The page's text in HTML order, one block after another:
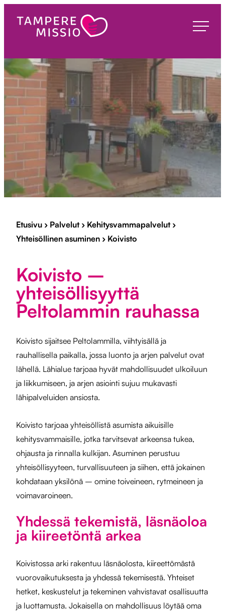
suoraan
sisältöön
TampereMissio
Etusivu › Palvelut› Kehitysvammapalvelut›
Yhteisöllinen asuminen › Koivisto
Koivisto –
yhteisöllisyyttä
Peltolammin rauhassa
Koivisto sijaitsee Peltolammilla, viihtyisällä ja
rauhallisella paikalla, jossa luonto ja arjen palvelut ovat
lähellä. Lähialue tarjoaa hyvät mahdollisuudet ulkoiluun
ja liikkumiseen, ja arjen asiointi sujuu mukavasti
lähipalveluiden ansiosta.
Koivisto tarjoaa yhteisöllistä asumista aikuisille
kehitysvammaisille, jotka tarvitsevat arkeensa tukea,
ohjausta ja rinnalla kulkijan. Asuminen perustuu
yhteisöllisyyteen, turvallisuuteen ja siihen, että jokainen
kohdataan yksilönä – omine toiveineen, rytmeineen ja
voimavaroineen.
Yhdessä tekemistä, läsnäoloa
ja kiireetöntä arkea
Koivistossa arki rakentuu läsnäolosta, kiireettömästä
vuorovaikutuksesta ja yhdessä tekemisestä. Yhteiset
hetket, keskustelut ja tekeminen vahvistavat osallisuutta
ja luottamusta. Jokaisella on mahdollisuus löytää oma